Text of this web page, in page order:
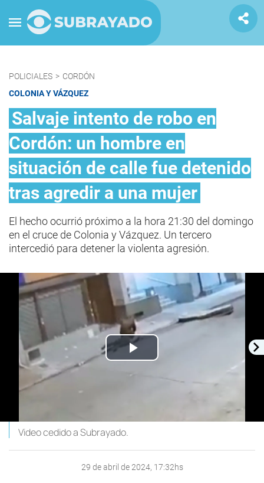
POLICIALES > CORDÓN
COLONIA Y VÁZQUEZ
Salvaje intento de robo en
Cordón: un hombre en
situación de calle fue detenido
tras agredir a una mujer
El hecho ocurrió próximo a la hora 21:30 del domingo
en el cruce de Colonia y Vázquez. Un tercero
intercedió para detener la violenta agresión.
Play
Video
Video cedido a Subrayado.
29 de abril de 2024, 17:32hs